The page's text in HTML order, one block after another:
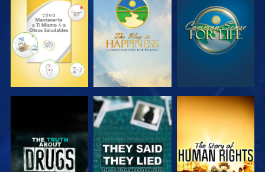
VE VE VE
VE VE